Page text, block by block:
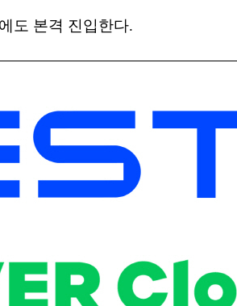
도 본격 진입한다.